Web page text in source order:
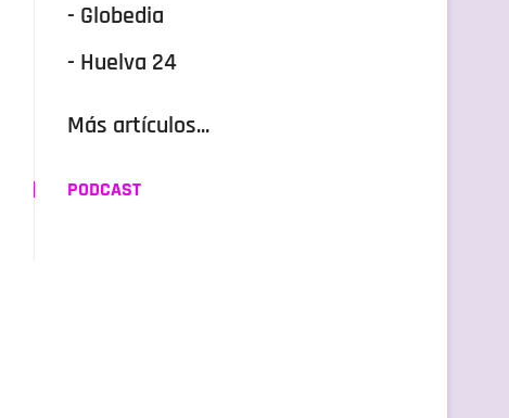
- Globedia
- Huelva 24
Más artículos...
PODCAST